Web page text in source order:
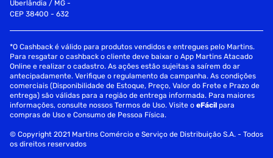
Uberlândia / MG -
CEP 38400 - 632
*O Cashback é válido para produtos vendidos e entregues pelo Martins.
Para resgatar o cashback o cliente deve baixar o App Martins Atacado
Online e realizar o cadastro. As ações estão sujeitas a saírem do ar
antecipadamente. Verifique o regulamento da campanha. As condições
comerciais (Disponibilidade de Estoque, Preço, Valor do Frete e Prazo de
entrega) são válidas para a região de entrega informada. Para maiores
informações, consulte nossos Termos de Uso. Visite oeFácil para
compras de Uso e Consumo de Pessoa Física.
© Copyright 2021 Martins Comércio e Serviço de Distribuição S.A. - Todos
os direitos reservados